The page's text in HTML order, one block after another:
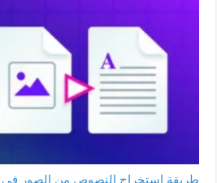
طريقة استخراج النصوص من الصور